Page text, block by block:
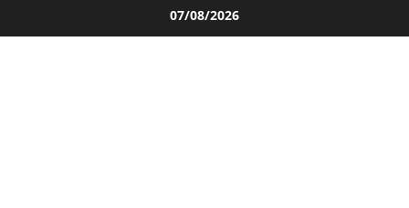
al
07/08/2026